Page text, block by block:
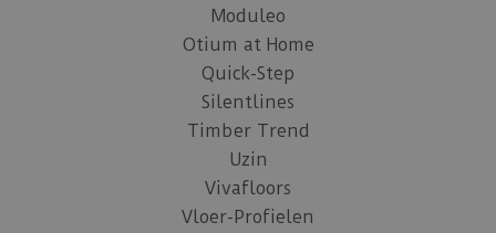
Moduleo
Otium at Home
Quick-Step
Silentlines
Timber Trend
Uzin
Vivafloors
Vloer-Profielen